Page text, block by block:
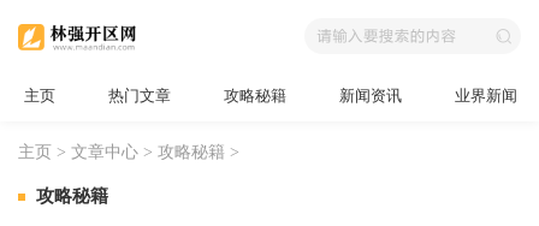
主页 热门文章 攻略秘籍 新闻资讯 业界新闻
主页 > 文章中心 > 攻略秘籍 >
攻略秘籍